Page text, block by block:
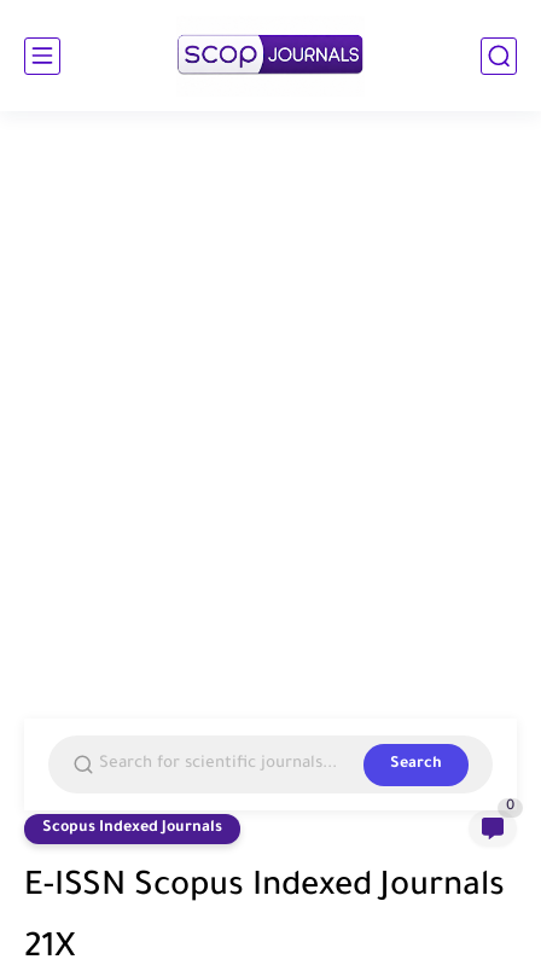
Search
Scopus Indexed Journals
0
E-ISSN Scopus Indexed Journals
21X